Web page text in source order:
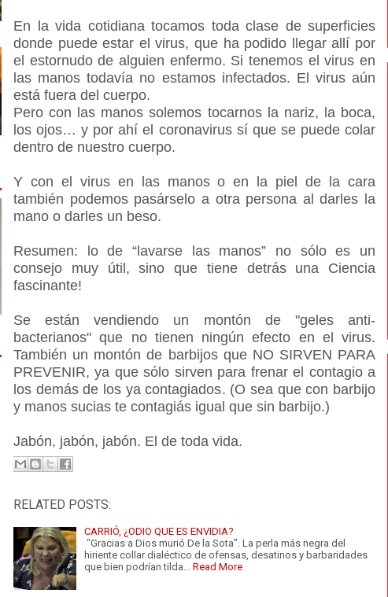
En la vida cotidiana tocamos toda clase de superficies
donde puede estar el virus, que ha podido llegar allí por
el estornudo de alguien enfermo. Si tenemos el virus en
las manos todavía no estamos infectados. El virus aún
está fuera del cuerpo.
Pero con las manos solemos tocarnos la nariz, la boca,
los ojos… y por ahí el coronavirus sí que se puede colar
dentro de nuestro cuerpo.
Y con el virus en las manos o en la piel de la cara
también podemos pasárselo a otra persona al darles la
mano o darles un beso.
Resumen: lo de “lavarse las manos” no sólo es un
consejo muy útil, sino que tiene detrás una Ciencia
fascinante!
Se están vendiendo un montón de "geles anti-
bacterianos" que no tienen ningún efecto en el virus.
También un montón de barbijos que NO SIRVEN PARA
PREVENIR, ya que sólo sirven para frenar el contagio a
los demás de los ya contagiados. (O sea que con barbijo
y manos sucias te contagiás igual que sin barbijo.)
Jabón, jabón, jabón. El de toda vida.
RELATED POSTS:
CARRIÓ, ¿ODIO QUE ES ENVIDIA?
“Gracias a Dios murió De la Sota”. La perla más negra del
hiriente collar dialéctico de ofensas, desatinos y barbaridades
que bien podrían tilda…
Read More